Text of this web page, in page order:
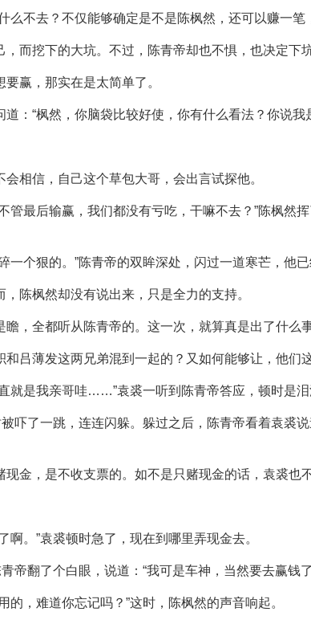
么不去？不仅能够确定是不是陈枫然，还可以赚一
而挖下的大坑。不过，陈青帝却也不惧，也决定下坑
赢，那实在是太简单了。
：“枫然，你脑袋比较好使，你有什么看法？你说我
相信，自己这个草包大哥，会出言试探他。
最后输赢，我们都没有亏吃，干嘛不去？”陈枫然
个狠的。”陈青帝的双眸深处，闪过一道寒芒，他
陈枫然却没有说出来，只是全力的支持。
，全都听从陈青帝的。这一次，就算真是出了什么
吕薄发这两兄弟混到一起的？又如何能够让，他们
就是我亲哥哇……”袁裘一听到陈青帝答应，顿时是
吓了一跳，连连闪躲。躲过之后，陈青帝看着袁裘
金，是不收支票的。如不是只赌现金的话，袁裘也
。”袁裘顿时急了，现在到哪里弄现金去。
帝翻了个白眼，说道：“我可是车神，当然要去赢钱
，难道你忘记吗？”这时，陈枫然的声音响起。